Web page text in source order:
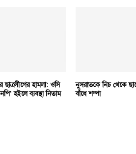
হামলা: ওসি
হইলে ব্যবস্থা নিতাম
নুসরাতকে নিচ থেকে
বাঁধে শম্পা